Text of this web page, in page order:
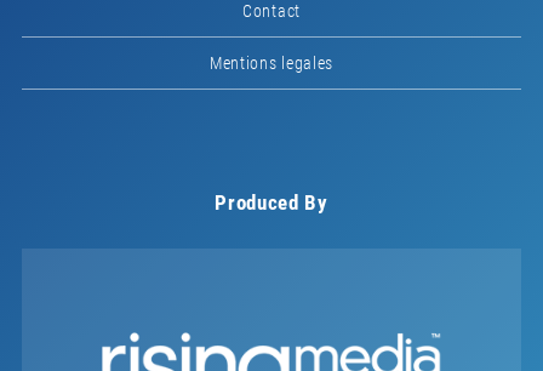
Contact
Mentions legales
Produced By